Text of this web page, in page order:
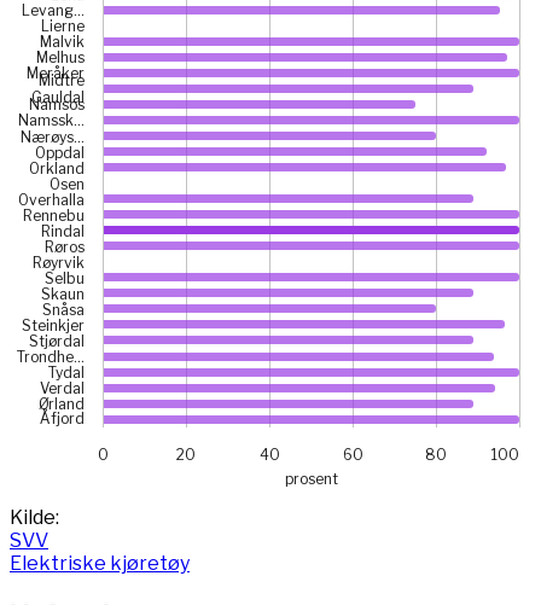
prosent
Lierne
Melhus
Midtre
Gauldal
Namssk…
Oppdal
Osen
Rennebu
Røros
Selbu
Snåsa
Stjørdal
Tydal
Ørland
Levang…
Malvik
Meråker
Namsos
Nærøys…
Orkland
Overhalla
Rindal
Røyrvik
Skaun
Steinkjer
Trondhe…
Verdal
Åfjord
0 20 40 60 80 100
End of interactive chart.
Kilde:
SVV
Elektriske kjøretøy